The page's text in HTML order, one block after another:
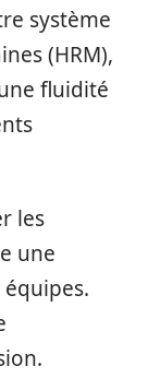
système
(HRM),
fluidité
les
une